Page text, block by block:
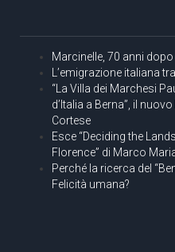
Marcinelle, 70 anni dopo
L’emigrazione italiana
“La Villa dei Marchesi
d’Italia a Berna”, il
Cortese
Esce “Deciding the
Florence” di Marco
Perché la ricerca del
Felicità umana?